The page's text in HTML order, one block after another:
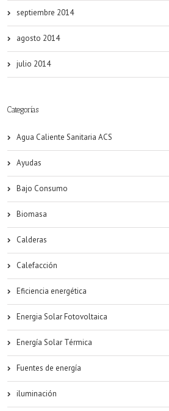
septiembre 2014
agosto 2014
julio 2014
Categorías
Agua Caliente Sanitaria ACS
Ayudas
Bajo Consumo
Biomasa
Calderas
Calefacción
Eficiencia energética
Energia Solar Fotovoltaica
Energía Solar Térmica
Fuentes de energía
iluminación